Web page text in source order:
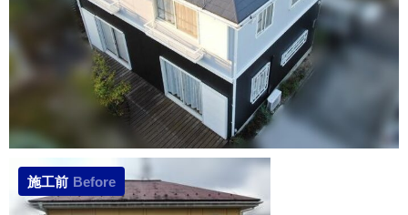
施工前 Before